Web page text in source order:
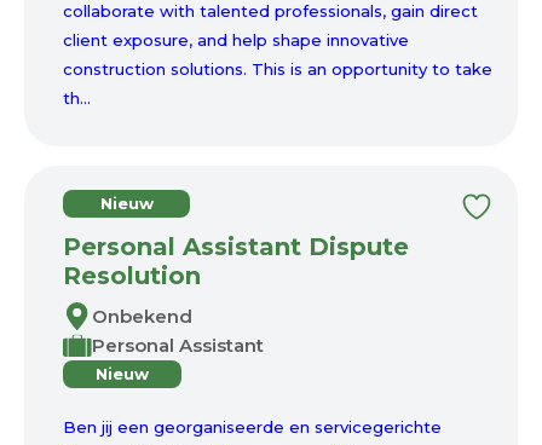
collaborate with talented professionals, gain direct
client exposure, and help shape innovative
construction solutions. This is an opportunity to take
th...
Nieuw
Personal Assistant Dispute
Resolution
Onbekend
Personal Assistant
Nieuw
Ben jij een georganiseerde en servicegerichte